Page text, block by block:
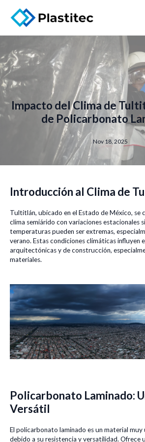
Impacto del Clima de
de Policarbonato
Nov 18, 2025
Introducción al Clima de
Tultitlán, ubicado en el Estado de México, se
clima semiárido con variaciones estacionales
temperaturas pueden ser extremas,
verano. Estas condiciones climáticas influyen
arquitectónicas y de construcción,
materiales.
Policarbonato Laminado:
Versátil
El policarbonato laminado es un material
debido a su resistencia y versatilidad. Ofrece